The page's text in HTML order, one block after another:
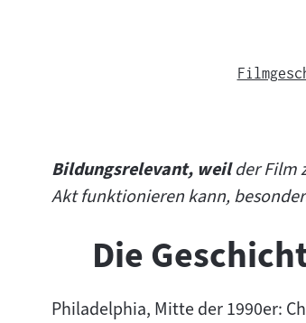
Bildungsrelevant, weilder Film
Akt funktionieren kann,
Die
Philadelphia, Mitte der 1990er: